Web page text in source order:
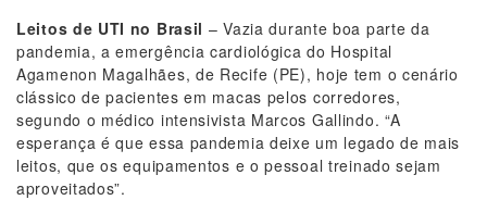
Leitos de UTI no Brasil – Vazia durante boa parte da
pandemia, a emergência cardiológica do Hospital
Agamenon Magalhães, de Recife (PE), hoje tem o cenário
clássico de pacientes em macas pelos corredores,
segundo o médico intensivista Marcos Gallindo. “A
esperança é que essa pandemia deixe um legado de mais
leitos, que os equipamentos e o pessoal treinado sejam
aproveitados”.